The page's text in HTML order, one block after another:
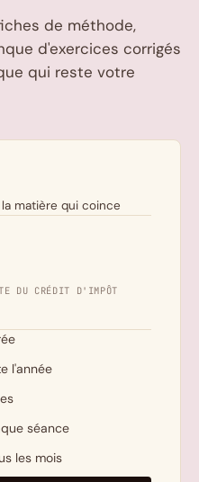
de méthode,
d'exercices corrigés
qui reste votre
matière qui coince
DU CRÉDIT D'IMPÔT
l'année
séance
les mois